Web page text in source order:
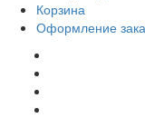
Корзина
Оформление